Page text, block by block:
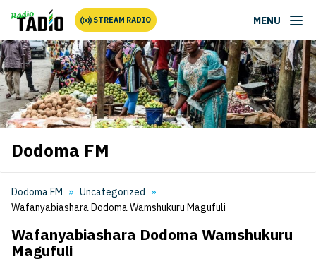
STREAM RADIO MENU
Dodoma FM
Dodoma FM
Uncategorized
Wafanyabiashara Dodoma Wamshukuru Magufuli
Wafanyabiashara Dodoma Wamshukuru
Magufuli